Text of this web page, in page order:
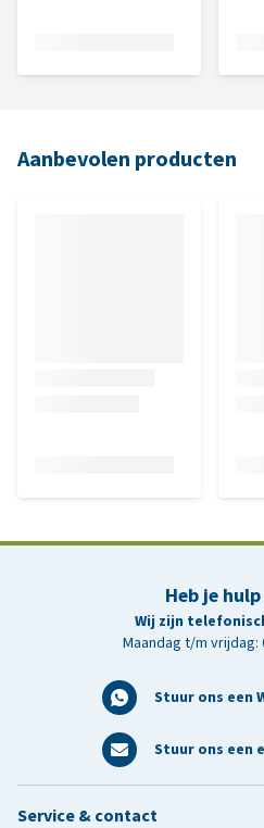
Aanbevolen producten
Heb je
Wij zijn
Maandag t/m vrijdag:
Stuur ons een
Stuur ons een
Service & contact